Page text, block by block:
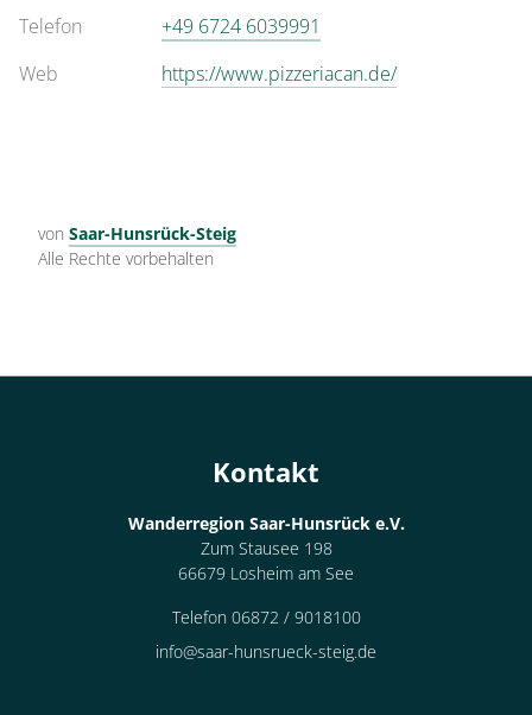
Telefon
+49 6724 6039991
Web
https://www.pizzeriacan.de/
von Saar-Hunsrück-Steig
Alle Rechte vorbehalten
Kontakt
Wanderregion Saar-Hunsrück e.V.
Zum Stausee 198
66679 Losheim am See
Telefon 06872 / 9018100
info@saar-hunsrueck-steig.de